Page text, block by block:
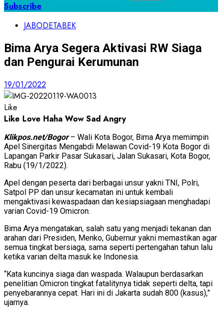
Subscribe
JABODETABEK
Bima Arya Segera Aktivasi RW Siaga
dan Pengurai Kerumunan
19/01/2022
Like
Like Love Haha Wow Sad Angry
Klikpos.net/Bogor– Wali Kota Bogor, Bima Arya memimpin
Apel Sinergitas Mengabdi Melawan Covid-19 Kota Bogor di
Lapangan Parkir Pasar Sukasari, Jalan Sukasari, Kota Bogor,
Rabu (19/1/2022).
Apel dengan peserta dari berbagai unsur yakni TNI, Polri,
Satpol PP dan unsur kecamatan ini untuk kembali
mengaktivasi kewaspadaan dan kesiapsiagaan menghadapi
varian Covid-19 Omicron.
Bima Arya mengatakan, salah satu yang menjadi tekanan dan
arahan dari Presiden, Menko, Gubernur yakni memastikan agar
semua tingkat bersiaga, sama seperti pertengahan tahun lalu
ketika varian delta masuk ke Indonesia.
“Kata kuncinya siaga dan waspada. Walaupun berdasarkan
penelitian Omicron tingkat fatalitynya tidak seperti delta, tapi
penyebarannya cepat. Hari ini di Jakarta sudah 800 (kasus),”
ujarnya.